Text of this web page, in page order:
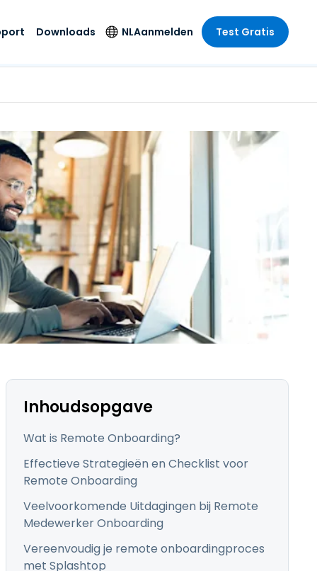
en
On-
Endpointdetectie en
-respons
Foxpass Wifi Access
& Control
Zero Trust Secure
Workspace
Shield (Anti-
oplichting)
Alle producten
Publieke
& Design
Accounting
sectoren
bedrijfstakken
Downloads NL
Deutsch
Español
Français
Italiano
Nederlands
Português
简体中文
繁體中文
日本語
ภาษาไทย
Aanmelden Test Gratis
Inhoudsopgave
Wat is Remote Onboarding?
Effectieve Strategieën en Checklist voor
Remote Onboarding
Veelvoorkomende Uitdagingen bij Remote
Medewerker Onboarding
Vereenvoudig je remote onboardingproces
met Splashtop